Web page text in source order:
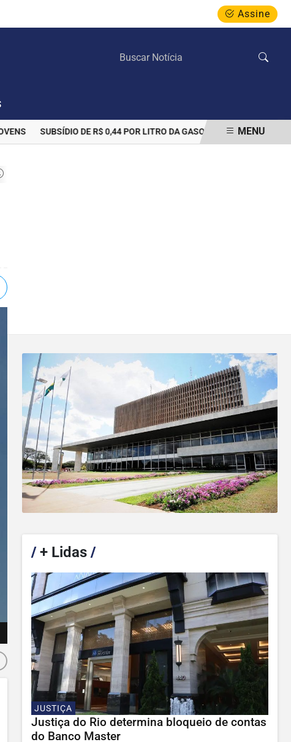
Assine
SUBSÍDIO DE R$ 0,44 POR LITRO DA GASOLINA PODE SER
MENU
/+ Lidas /
JUSTIÇA
Justiça do Rio determina bloqueio de contas
do Banco Master